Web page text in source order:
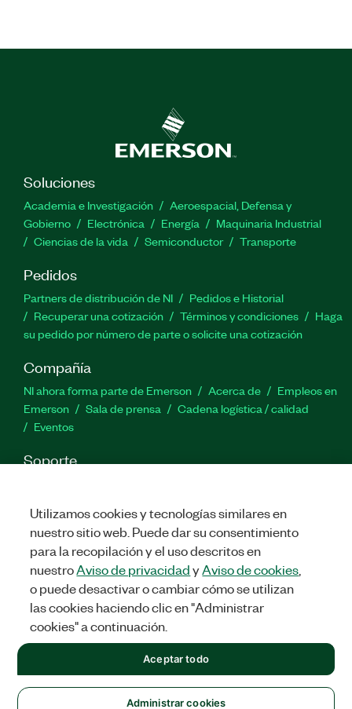
Soluciones
Academia e Investigación
Aeroespacial, Defensa y
Gobierno
Electrónica Energía
Maquinaria Industrial
Ciencias de la vida
Semiconductor Transporte
Pedidos
Partners de distribución de NI
Pedidos e Historial
Recuperar una cotización
Términos y condiciones
Haga
su pedido por número de parte o solicite una cotización
Compañía
NI ahora forma parte de Emerson Acerca de
Empleos en
Emerson
Sala de prensa
Cadena logística / calidad
Eventos
Soporte
Comentarios
TwitterFacebook
LinkedIn
©2026NATIONAL INSTRUMENTS CORP. TODOS LOS DERECHOS
RESERVADOS.
Utilizamos cookies y tecnologías similares en
nuestro sitio web. Puede dar su consentimiento
para la recopilación y el uso descritos en
nuestroAviso de privacidadyAviso de cookies
o puede desactivar o cambiar cómo se utilizan
las cookies haciendo clic en "Administrar
cookies" a continuación.
Administrar cookies
Aceptar todo